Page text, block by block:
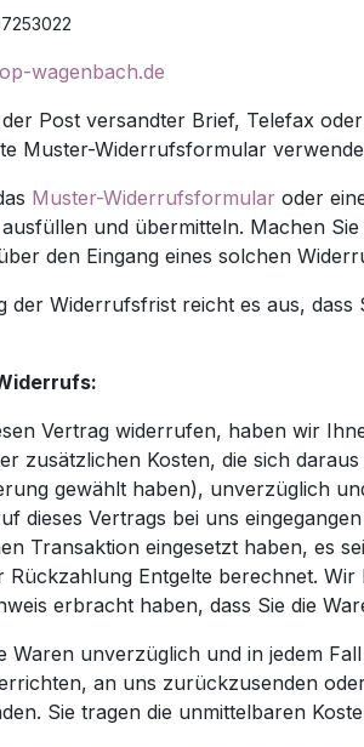
wagenbach.de
der Post versandter Brief, Telefax
Muster-Widerrufsformular
Muster-Widerrufsformular oder
und übermitteln. Machen
den Eingang eines solchen
der Widerrufsfrist reicht es aus,
Vertrag widerrufen, haben wir
zusätzlichen Kosten, die sich
gewählt haben), unverzüglich
dieses Vertrags bei uns
Transaktion eingesetzt haben, es
Rückzahlung Entgelte berechnet.
erbracht haben, dass Sie die
Waren unverzüglich und in jedem
an uns zurückzusenden
Sie tragen die unmittelbaren